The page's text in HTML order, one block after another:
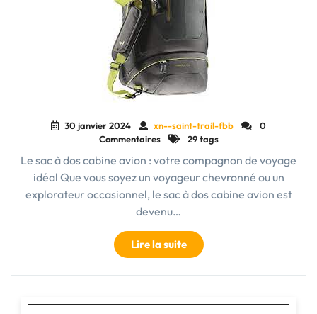
30 janvier 2024 xn--saint-trail-fbb
0
Commentaires
29 tags
Le sac à dos cabine avion : votre compagnon de voyage
idéal Que vous soyez un voyageur chevronné ou un
explorateur occasionnel, le sac à dos cabine avion est
devenu…
Lire la suite"Le
sac
à
cabine